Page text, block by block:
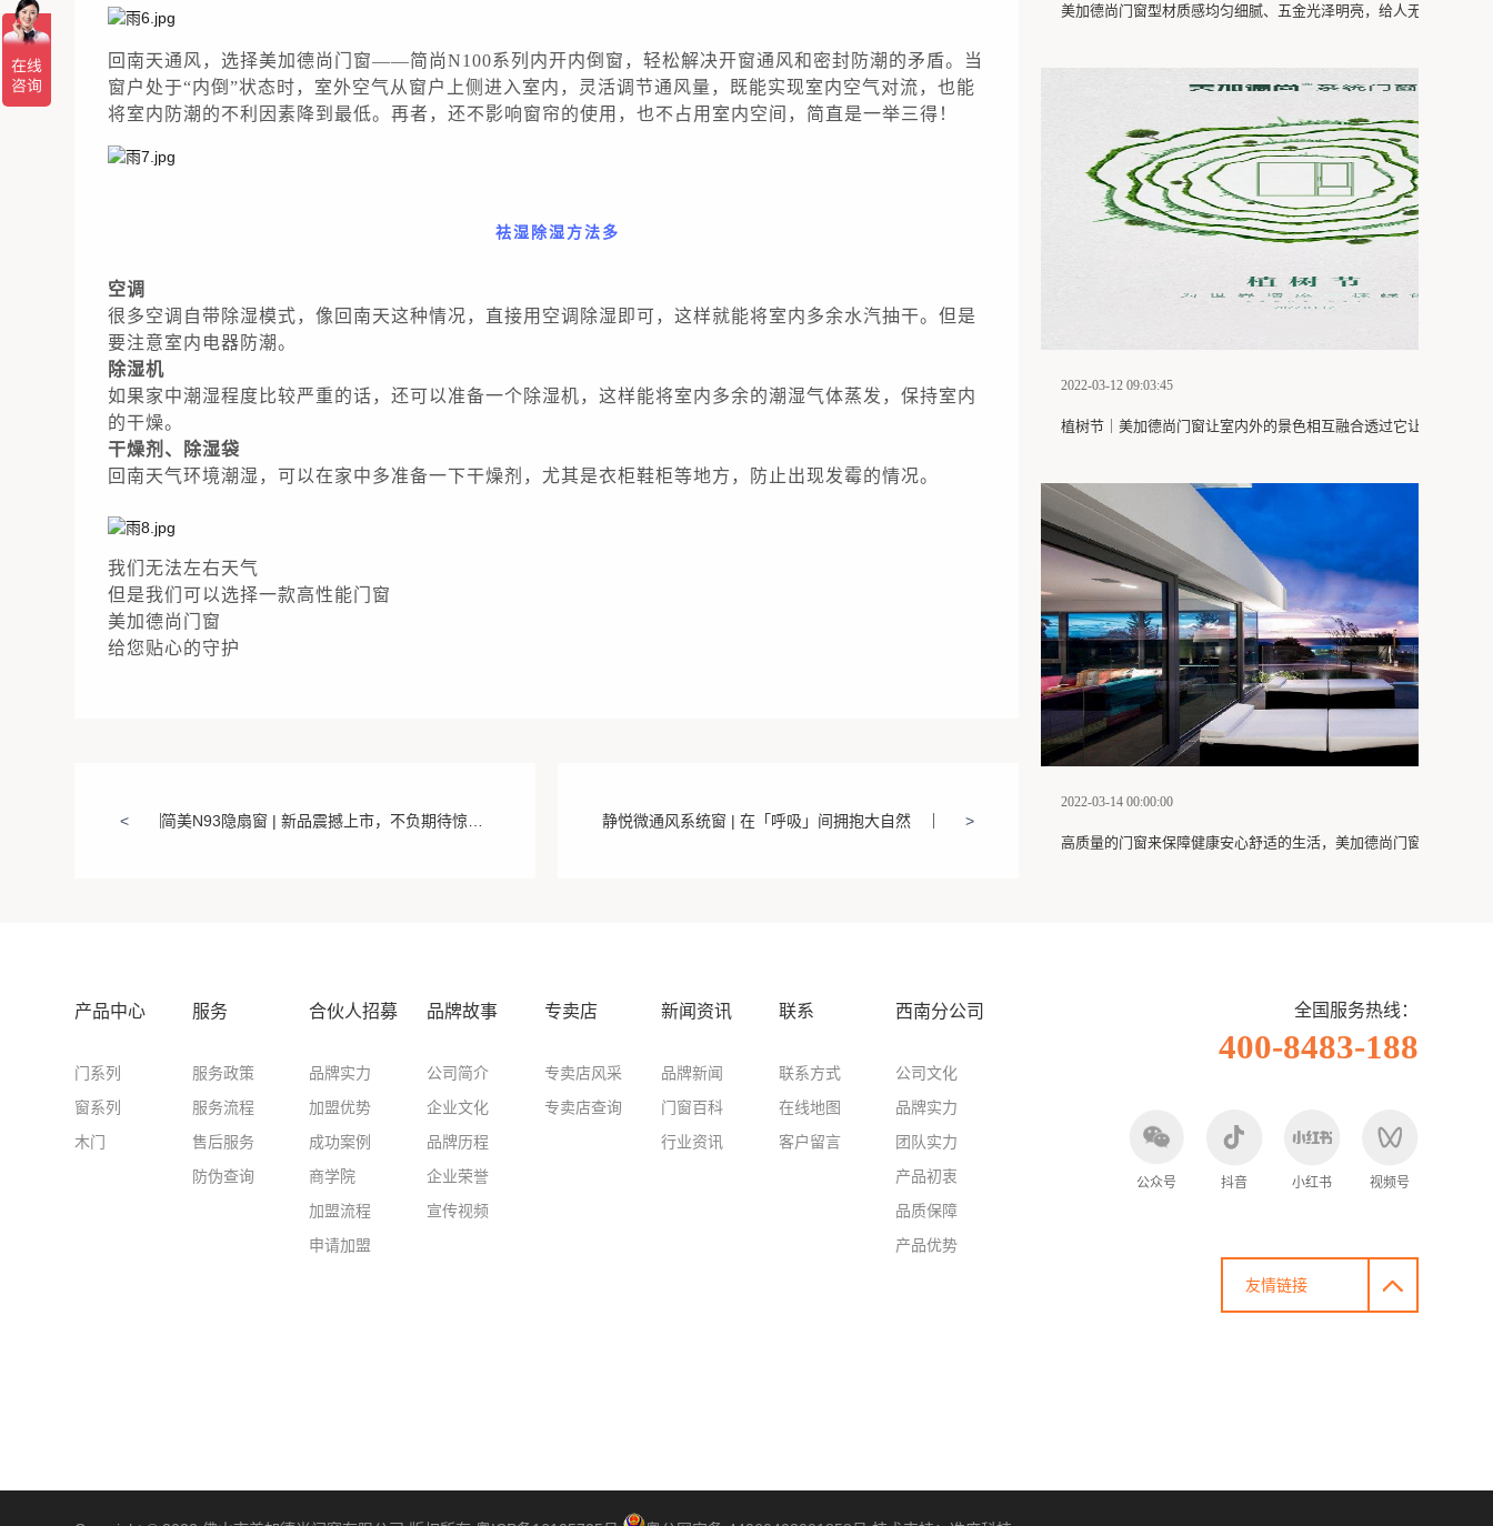
回南天通风，选择美加德尚门窗——简尚N100系列内开内倒窗 ，轻松解决开窗通风和密封防潮的矛盾。当
窗户处于“内倒”状态时，室外空气从窗户上侧进入室内，
灵活调节通风量 ，既能实现室内空气对流，也能
将室内防潮的不利因素降到最低。再者，还不影响窗帘的使用，也不占用室内空间，简直是一举三得！
祛湿除湿方法多
空调
很多空调自带除湿模式，像回南天这种情况，直接用空调除湿即可，这样就能将室内多余水汽抽干。但是
要注意室内电器防潮。
除湿机
如果家中潮湿程度比较严重的话，还可以准备一个除湿机，这样能将室内多余的潮湿气体蒸发，保持室内
的干燥。
干燥剂、除湿袋
回南天气环境潮湿，可以在家中多准备一下干燥剂，尤其是衣柜鞋柜等地方，防止出现发霉的情况。
我们无法左右天气
但是我们可以选择一款高性能门窗
美加德尚门窗
给您贴心的守护
< 静悦微通风系统窗 | 在「呼吸」间拥抱大自然 >
美加德尚门窗型材质感均匀细腻、五金光泽明亮，给人无形的安全
2022-03-12 09:03:45
植树节｜美加德尚门窗让室内外的景色相互融合透过它让家拥有阳
2022-03-14 00:00:00
高质量的门窗来保障健康安心舒适的生活，美加德尚门窗能满足当
全国服务热线：
400-8483-188
公众号 抖音 小红书 视频号
友情链接
产品中心
门系列
窗系列
木门
服务
服务政策
服务流程
售后服务
防伪查询
合伙人招募
品牌实力
加盟优势
成功案例
商学院
加盟流程
申请加盟
品牌故事
公司简介
企业文化
品牌历程
企业荣誉
宣传视频
专卖店
专卖店风采
专卖店查询
新闻资讯
品牌新闻
门窗百科
行业资讯
联系
联系方式
在线地图
客户留言
西南分公司
公司文化
品牌实力
团队实力
产品初衷
品质保障
产品优势